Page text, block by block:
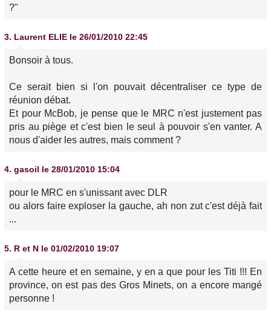
?"
3. Laurent ELIE le 26/01/2010 22:45
Bonsoir à tous.
Ce serait bien si l'on pouvait décentraliser ce type de
réunion débat.
Et pour McBob, je pense que le MRC n'est justement pas
pris au piège et c'est bien le seul à pouvoir s'en vanter. A
nous d'aider les autres, mais comment ?
4. gasoil le 28/01/2010 15:04
pour le MRC en s'unissant avec DLR
ou alors faire exploser la gauche, ah non zut c'est déjà fait
...
5. R et N le 01/02/2010 19:07
A cette heure et en semaine, y en a que pour les Titi !!! En
province, on est pas des Gros Minets, on a encore mangé
personne !